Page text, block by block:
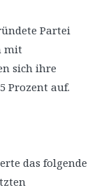
Partei
mit
sich ihre
Prozent auf.
das folgende